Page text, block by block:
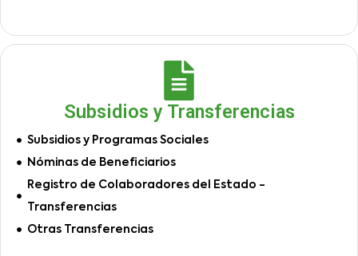
Subsidios y Transferencias
Subsidios y Programas Sociales
Nóminas de Beneficiarios
Registro de Colaboradores del Estado -
Transferencias
Otras Transferencias